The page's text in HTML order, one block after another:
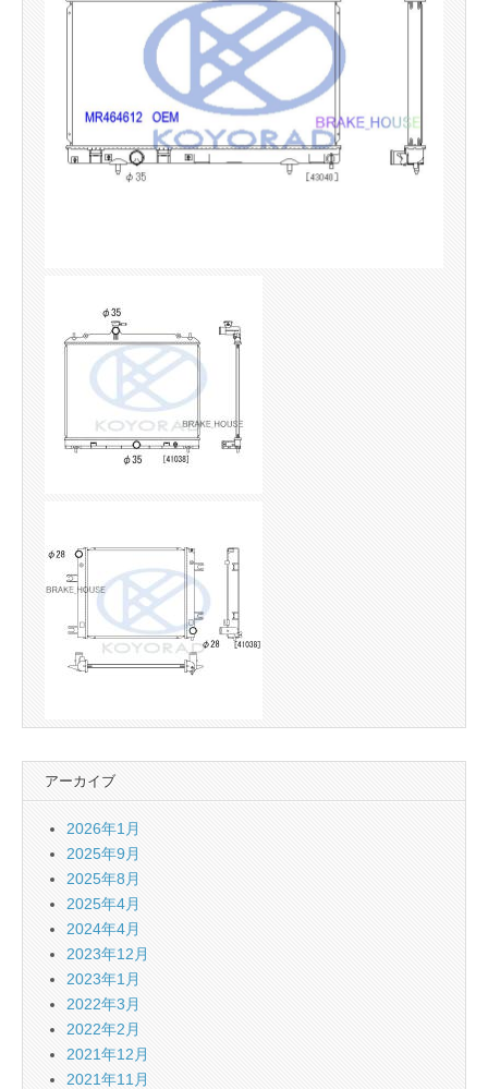
アーカイブ
2026年1月
2025年9月
2025年8月
2025年4月
2024年4月
2023年12月
2023年1月
2022年3月
2022年2月
2021年12月
2021年11月